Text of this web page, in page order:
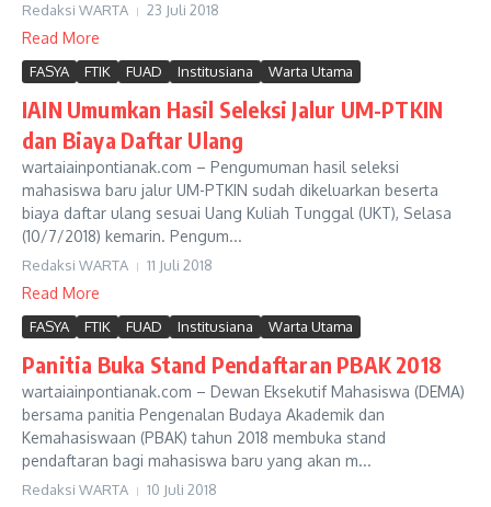
Redaksi WARTA 23 Juli 2018
Read More
FASYA FTIK FUAD Institusiana Warta Utama
IAIN Umumkan Hasil Seleksi Jalur UM-PTKIN
dan Biaya Daftar Ulang
wartaiainpontianak.com – Pengumuman hasil seleksi
mahasiswa baru jalur UM-PTKIN sudah dikeluarkan beserta
biaya daftar ulang sesuai Uang Kuliah Tunggal (UKT), Selasa
(10/7/2018) kemarin. Pengum...
Redaksi WARTA 11 Juli 2018
Read More
FASYA FTIK FUAD Institusiana Warta Utama
Panitia Buka Stand Pendaftaran PBAK 2018
wartaiainpontianak.com – Dewan Eksekutif Mahasiswa (DEMA)
bersama panitia Pengenalan Budaya Akademik dan
Kemahasiswaan (PBAK) tahun 2018 membuka stand
pendaftaran bagi mahasiswa baru yang akan m...
Redaksi WARTA 10 Juli 2018